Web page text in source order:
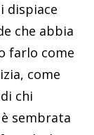
dispiace
che abbia
farlo come
come
chi
sembrata